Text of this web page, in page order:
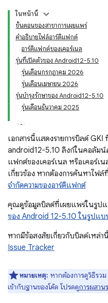
ในหน้านี้
ขั้นตอนของสาขาการเผยแพร่
คำอธิบายไฟล์อาร์ติแฟกต์
อาร์ติแฟกต์ของเคอร์เนล
รุ่นที่เปิดตัวของ Android12-5.10
รุ่นเดือนกรกฎาคม 2026
รุ่นเดือนเมษายน 2026
รุ่นบำรุงรักษาของ Android12-5.10
รุ่นเดือนธันวาคม 2025
เอกสารนี้แสดงรายการบิลด์ GKI
android12-5.10 ลิงก์ในคอลัมน์
แฟกต์ของเคอร์เนล หรือเคอร์เ
เกี่ยวข้อง หากต้องการค้นหาไฟล์
จำกัดความของอาร์ติแฟกต์
คุณดูข้อมูลบิลด์ที่เผยแพร่ในรูป
ของ Android 12-5.10 ในรูปแบ
หากมีข้อสงสัยเกี่ยวกับบิลด์เหล่า
Issue Tracker
หมายเหตุ: หากต้องการดูวิธีรว
เข้ากับฐานของโค้ด โปรดดูการผสาน